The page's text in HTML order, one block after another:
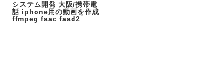
システム開発 大阪/携帯電
話 iphone用の動画を作成
ffmpeg faac faad2